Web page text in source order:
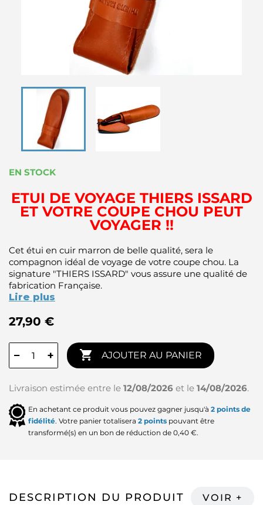
EN STOCK
ETUI DE VOYAGE THIERS ISSARD
ET VOTRE COUPE CHOU PEUT
VOYAGER !!
Cet étui en cuir marron de belle qualité, sera le
compagnon idéal de voyage de votre coupe chou. La
signature "THIERS ISSARD" vous assure une qualité de
fabrication Française.
Lire plus
27,90 €
− +  AJOUTER AU PANIER
Livraison estimée entre le 12/08/2026 et le 14/08/2026.
En achetant ce produit vous pouvez gagner jusqu'à 2 points de
fidélité. Votre panier totalisera 2 points pouvant être
transformé(s) en un bon de réduction de 0,40 €.
DESCRIPTION DU PRODUIT